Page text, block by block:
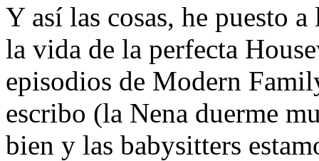
Y así las cosas, he puesto
la vida de la perfecta
episodios de Modern
escribo (la Nena duerme
bien y las babysitters